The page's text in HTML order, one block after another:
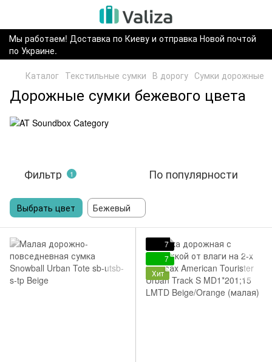
Мы работаем! Доставка по Киеву и отправка Новой почтой
по Украине.
Каталог Текстильные сумки В дорогу Сумки дорожные
Дорожные сумки бежевого цвета
Фильтр 1 По популярности
Выбрать цвет Бежевый
7
7
Хит